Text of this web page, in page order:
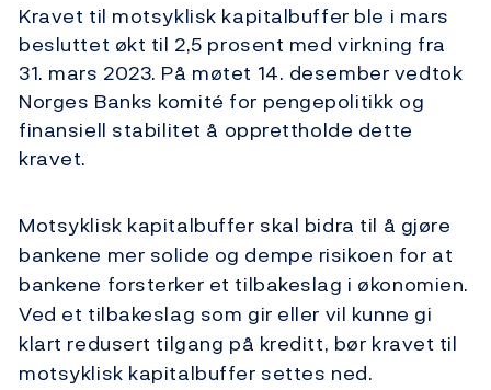
Kravet til motsyklisk kapitalbuffer ble i mars
besluttet økt til 2,5 prosent med virkning fra
31. mars 2023. På møtet 14. desember vedtok
Norges Banks komité for pengepolitikk og
finansiell stabilitet å opprettholde dette
kravet.
Motsyklisk kapitalbuffer skal bidra til å gjøre
bankene mer solide og dempe risikoen for at
bankene forsterker et tilbakeslag i økonomien.
Ved et tilbakeslag som gir eller vil kunne gi
klart redusert tilgang på kreditt, bør kravet til
motsyklisk kapitalbuffer settes ned.